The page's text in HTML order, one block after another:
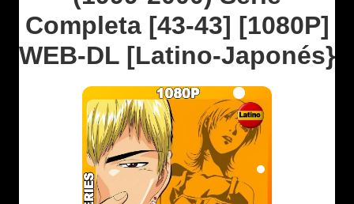
Completa [43-43] [1080P]
WEB-DL [Latino-Japonés}